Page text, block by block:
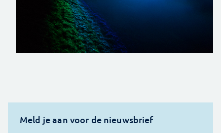
Meld je aan voor de nieuwsbrief